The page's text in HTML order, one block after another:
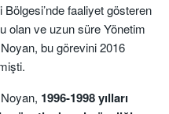
faaliyet gösteren
olan ve uzun süre Yönetim
Noyan, bu görevini 2016
1996-1998 yılları